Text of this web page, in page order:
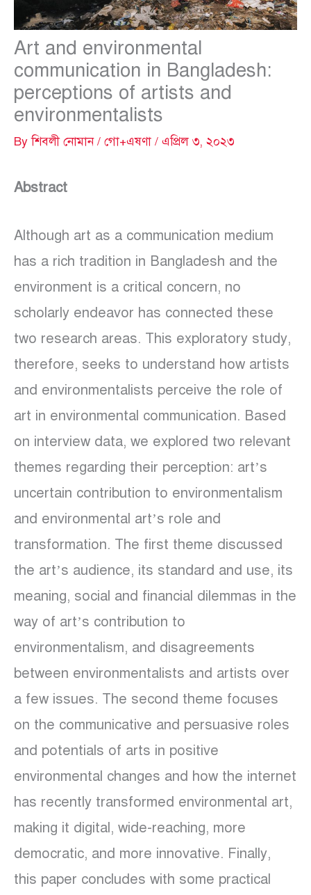
Art and environmental
communication in Bangladesh:
perceptions of artists and
environmentalists
Byশিবলী নোমান/ গো+এষণা / এপ্রিল ৩, ২০২৩
Abstract
Although art as a communication medium
has a rich tradition in Bangladesh and the
environment is a critical concern, no
scholarly endeavor has connected these
two research areas. This exploratory study,
therefore, seeks to understand how artists
and environmentalists perceive the role of
art in environmental communication. Based
on interview data, we explored two relevant
themes regarding their perception: art’s
uncertain contribution to environmentalism
and environmental art’s role and
transformation. The first theme discussed
the art’s audience, its standard and use, its
meaning, social and financial dilemmas in the
way of art’s contribution to
environmentalism, and disagreements
between environmentalists and artists over
a few issues. The second theme focuses
on the communicative and persuasive roles
and potentials of arts in positive
environmental changes and how the internet
has recently transformed environmental art,
making it digital, wide-reaching, more
democratic, and more innovative. Finally,
this paper concludes with some practical